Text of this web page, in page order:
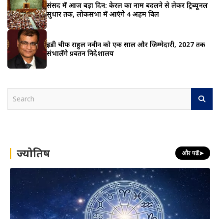
संसद में आज बड़ा दिन: केरल का नाम बदलने से लेकर ट्रिब्यूनल
सुधार तक, लोकसभा में आएंगे 4 अहम बिल
ईडी चीफ राहुल नवीन को एक साल और जिम्मेदारी, 2027 तक
संभालेंगे प्रवर्तन निदेशालय
h ज्योतिष और पढ़ें➤